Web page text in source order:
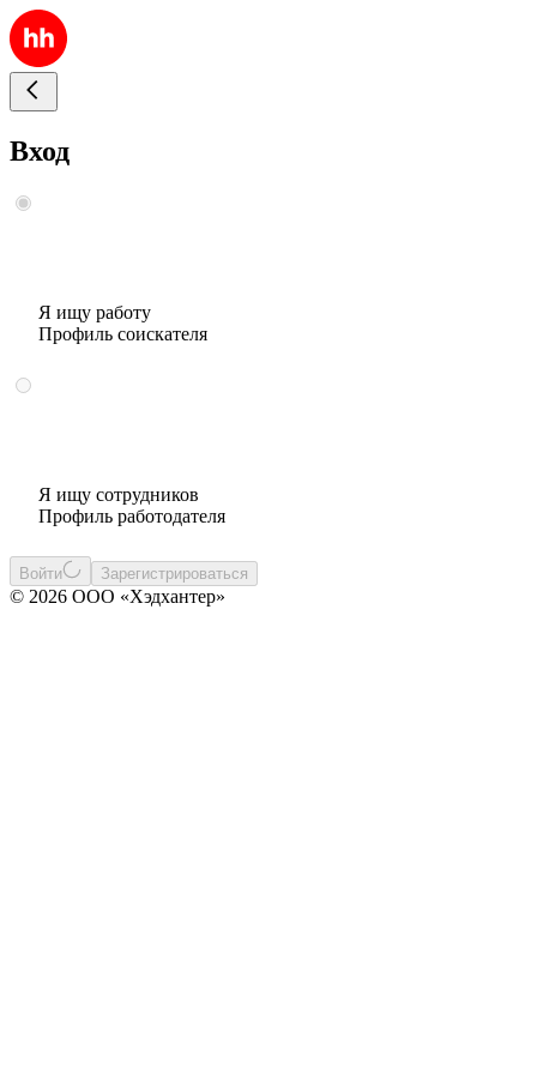
Вход
Я ищу работу
Профиль соискателя
Я ищу сотрудников
Профиль работодателя
Войти Зарегистрироваться
© 2026 ООО «Хэдхантер»